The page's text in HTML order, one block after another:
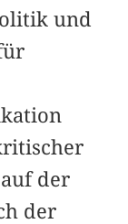
und
der
der